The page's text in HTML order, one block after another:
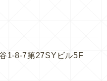
1-8-7第27SYビル5F